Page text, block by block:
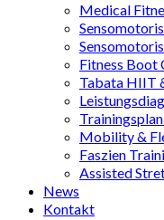
Medical
Fitness Boot
Tabata HIIT
Mobility &
Faszien
Assisted
News
Kontakt